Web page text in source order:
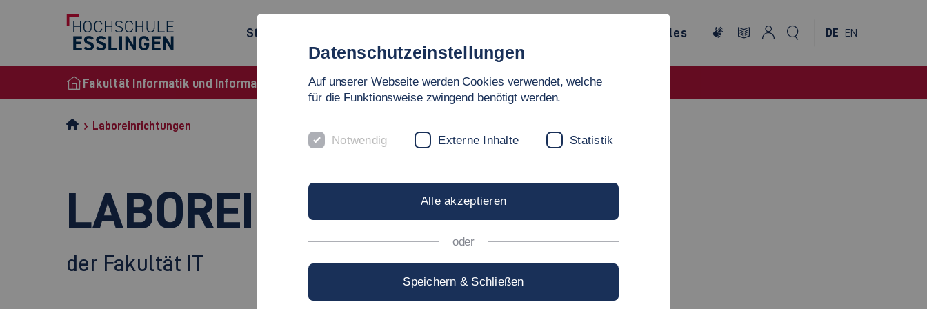
Studienangebote Internationales DE EN
Fakultät Informatik und Informationstechnik
Laboreinrichtungen
LABOREINRICHTUNGEN
der Fakultät IT
Datenschutzeinstellungen
Auf unserer Webseite werden Cookies verwendet, welche
für die Funktionsweise zwingend benötigt werden.
Notwendig Externe Inhalte Statistik
Alle akzeptieren
oder
Speichern & Schließen